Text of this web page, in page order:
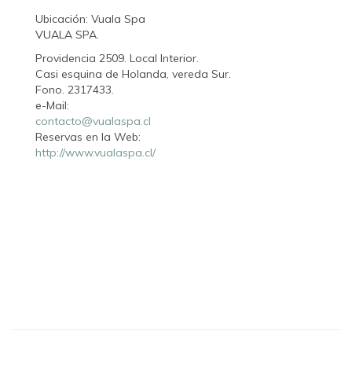
Ubicación: Vuala Spa
VUALA SPA.
Providencia 2509. Local Interior.
Casi esquina de Holanda, vereda Sur.
Fono. 2317433.
e-Mail:
contacto@vualaspa.cl
Reservas en la Web:
http://www.vualaspa.cl/